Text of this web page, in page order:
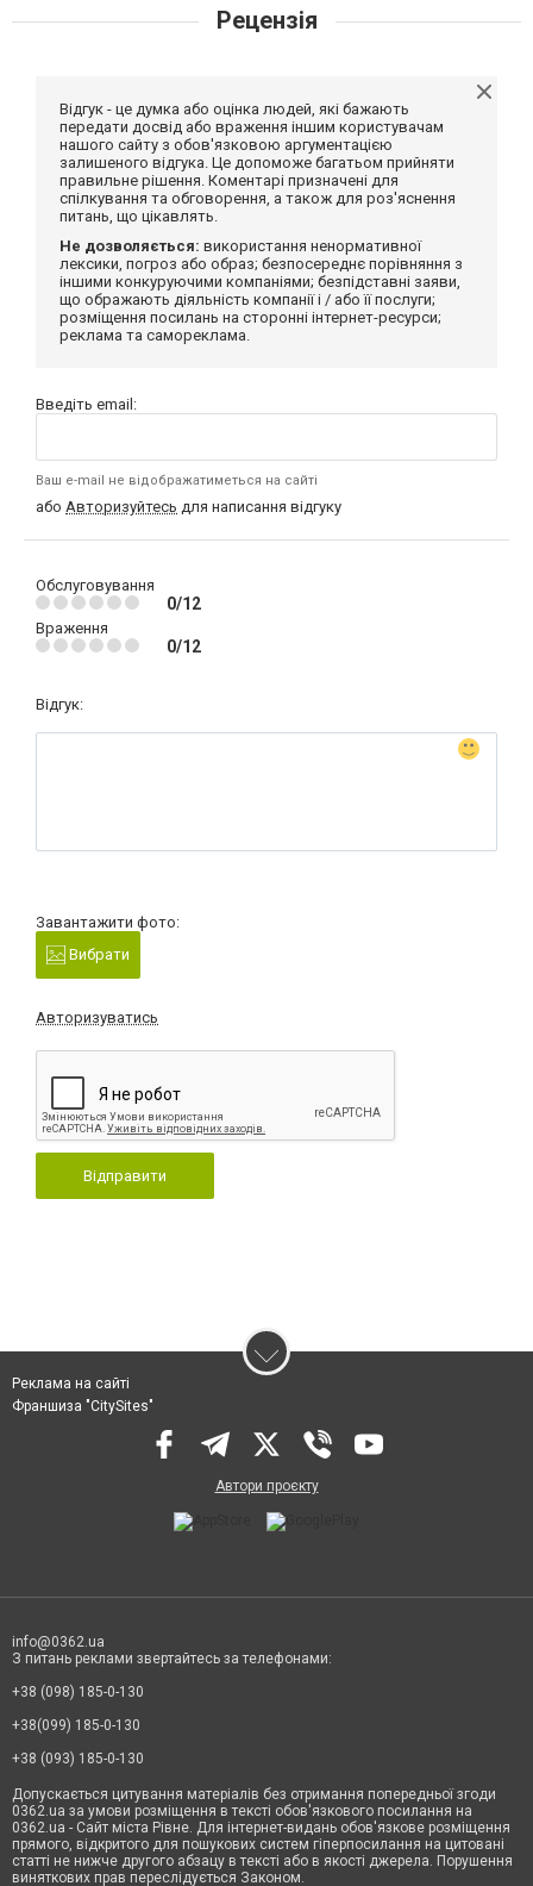
Рецензія
Відгук - це думка або оцінка людей, які бажають
передати досвід або враження іншим користувачам
нашого сайту з обов'язковою аргументацією
залишеного відгука. Це допоможе багатьом прийняти
правильне рішення. Коментарі призначені для
спілкування та обговорення, а також для роз'яснення
питань, що цікавлять.
Не дозволяється: використання ненормативної
лексики, погроз або образ; безпосереднє порівняння з
іншими конкуруючими компаніями; безпідставні заяви,
що ображають діяльність компанії і / або її послуги;
розміщення посилань на сторонні інтернет-ресурси;
реклама та самореклама.
Введіть email:
Ваш e-mail не відображатиметься на сайті
або Авторизуйтесь для написання відгуку
Обслуговування
0/12
Враження
0/12
Відгук:
Завантажити фото:
Вибрати
Авторизуватись
Відправити
Реклама на сайті
Франшиза "CitySites"
Автори проєкту
info@0362.ua
З питань реклами звертайтесь за телефонами:
+38 (098) 185-0-130
+38(099) 185-0-130
+38 (093) 185-0-130
Допускається цитування матеріалів без отримання попередньої згоди
0362.ua за умови розміщення в тексті обов'язкового посилання на
0362.ua - Сайт міста Рівне. Для інтернет-видань обов'язкове розміщення
прямого, відкритого для пошукових систем гіперпосилання на цитовані
статті не нижче другого абзацу в тексті або в якості джерела. Порушення
виняткових прав переслідується Законом.